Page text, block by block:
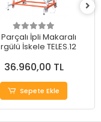
Parçalı İpli Makaralı
İskele TELES.12
36.960,00 TL
Sepete Ekle